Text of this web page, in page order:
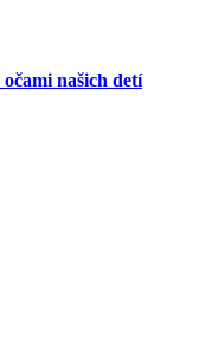
našich detí